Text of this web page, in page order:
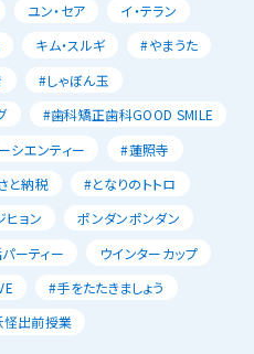
ユン・セア
イ・テラン
キム・スルギ
#やまうた
#しゃぼん玉
#歯科矯正歯科GOOD SMILE
シエンティー
#蓮照寺
と納税
#となりのトトロ
ヒョン
ポンダンポンダン
ーティー
ウインターカップ
#手をたたきましょう
出前授業